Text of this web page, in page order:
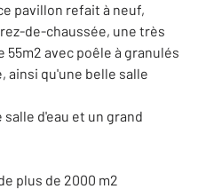
pavillon refait à neuf,
de-chaussée, une très
avec poêle à granulés
ainsi qu'une belle salle
d'eau et un grand
plus de 2000 m2